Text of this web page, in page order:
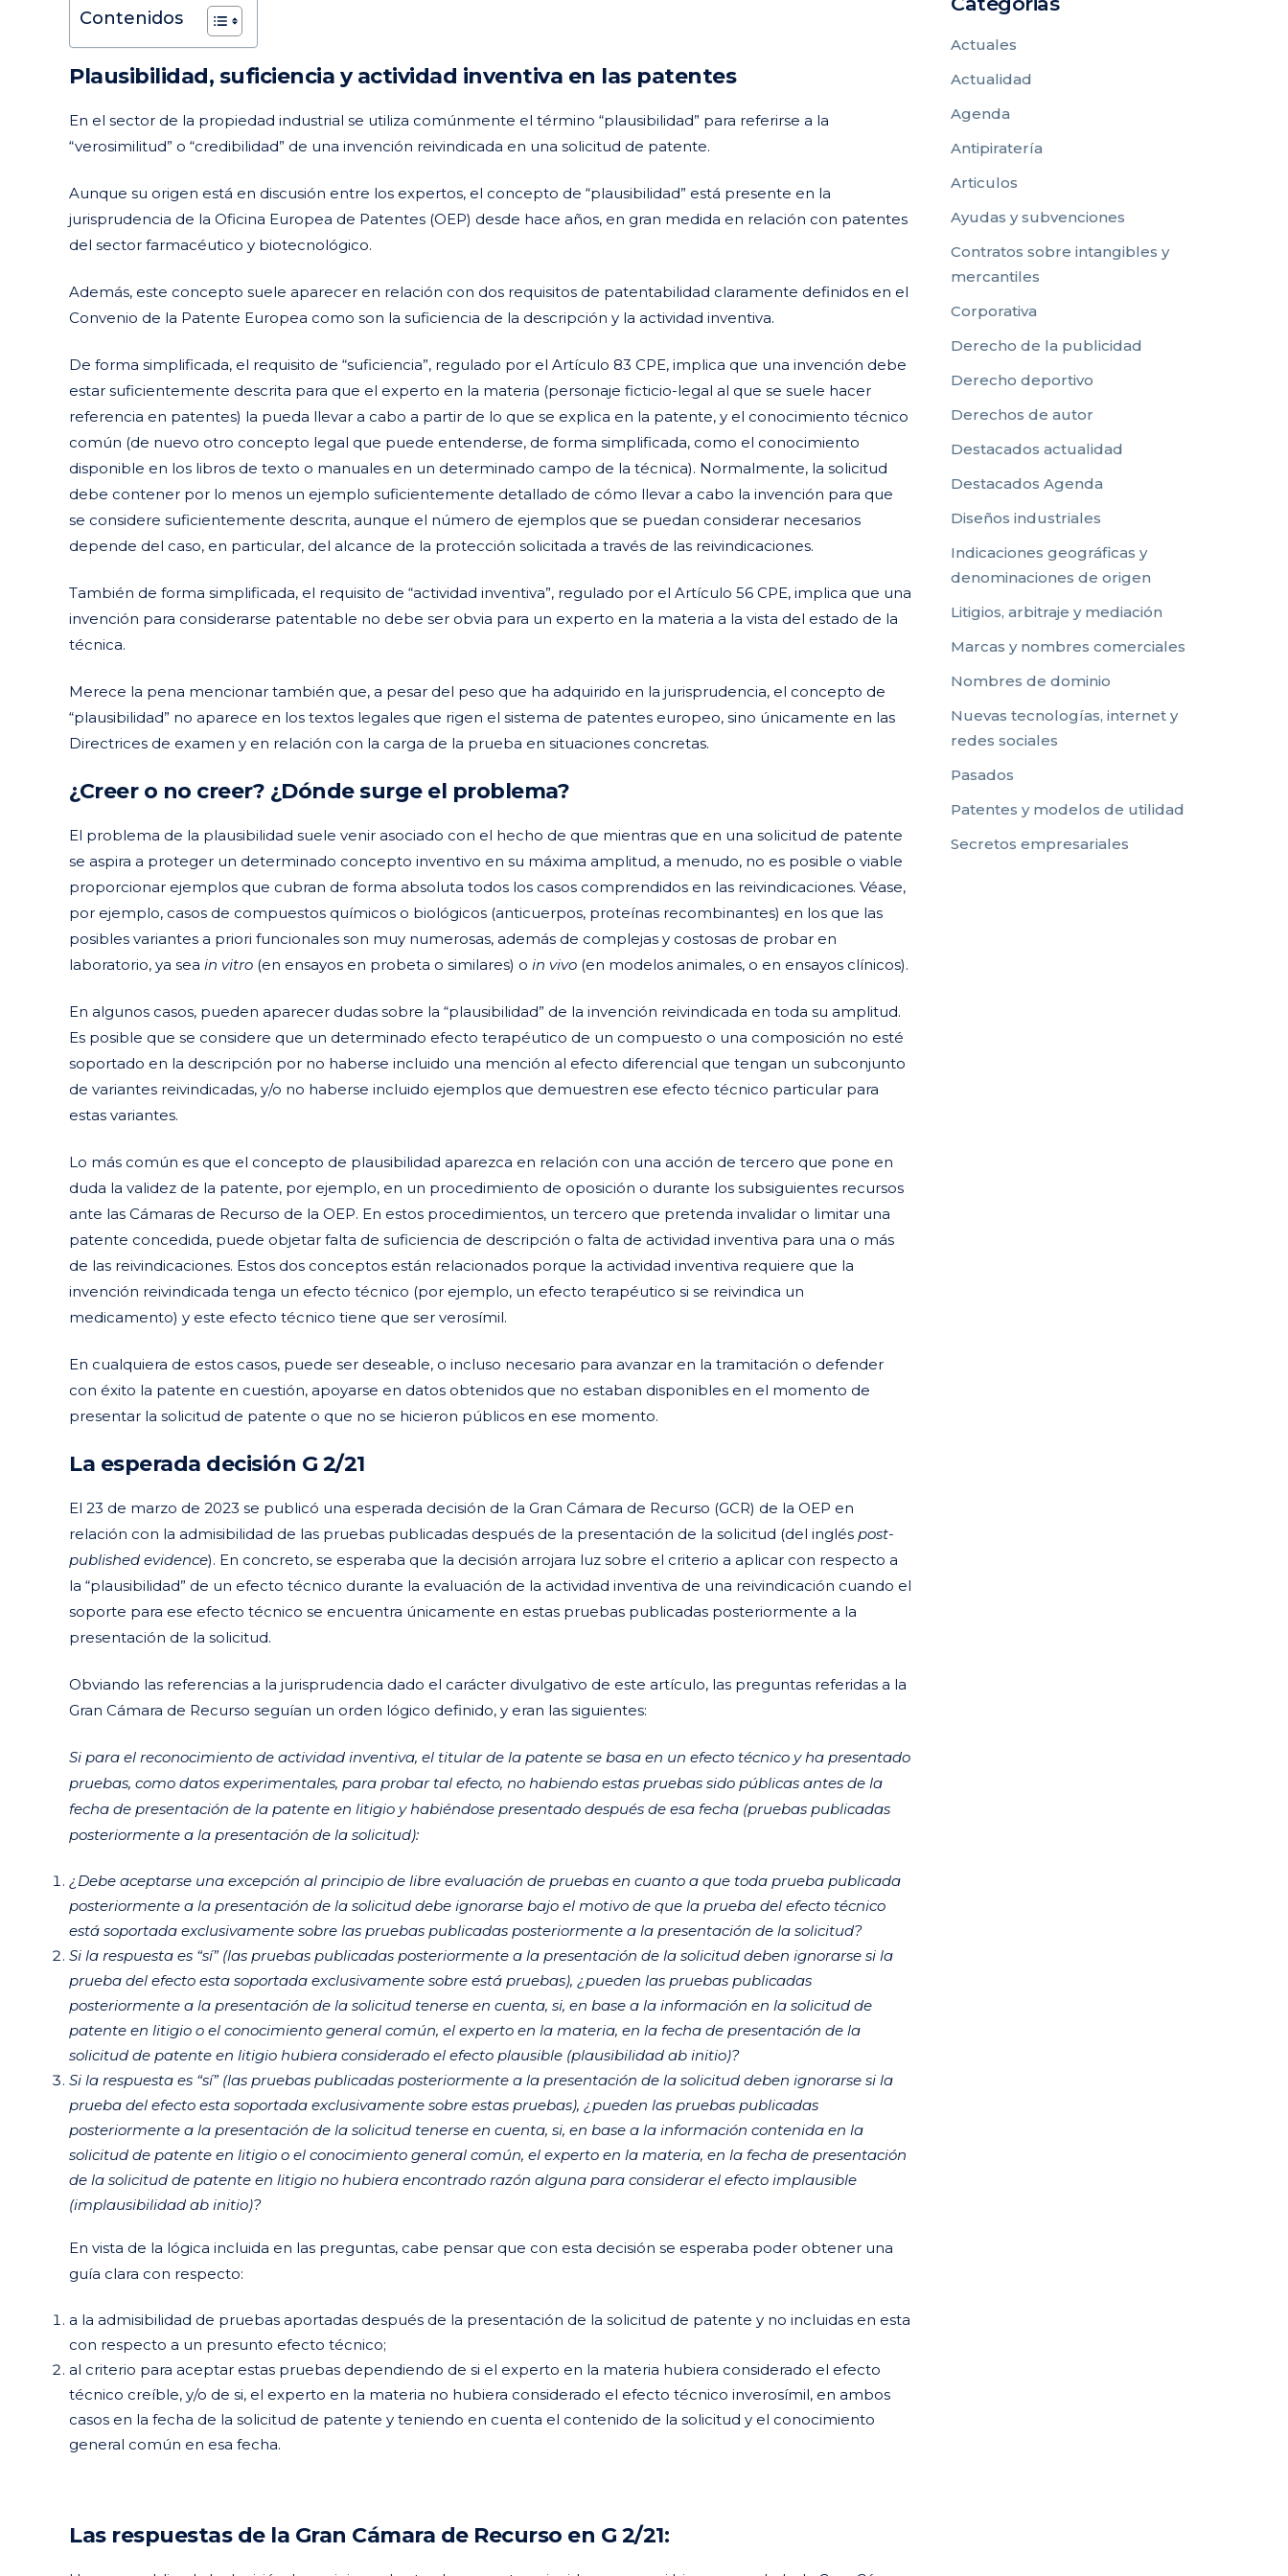
Contenidos
Plausibilidad, suficiencia y actividad inventiva en las patentes
En el sector de la propiedad industrial se utiliza comúnmente el término “plausibilidad” para referirse a la
“verosimilitud” o “credibilidad” de una invención reivindicada en una solicitud de patente.
Aunque su origen está en discusión entre los expertos, el concepto de “plausibilidad” está presente en la
jurisprudencia de la Oficina Europea de Patentes (OEP) desde hace años, en gran medida en relación con patentes
del sector farmacéutico y biotecnológico.
Además, este concepto suele aparecer en relación con dos requisitos de patentabilidad claramente definidos en el
Convenio de la Patente Europea como son la suficiencia de la descripción y la actividad inventiva.
De forma simplificada, el requisito de “suficiencia”, regulado por el Artículo 83 CPE, implica que una invención debe
estar suficientemente descrita para que el experto en la materia (personaje ficticio-legal al que se suele hacer
referencia en patentes) la pueda llevar a cabo a partir de lo que se explica en la patente, y el conocimiento técnico
común (de nuevo otro concepto legal que puede entenderse, de forma simplificada, como el conocimiento
disponible en los libros de texto o manuales en un determinado campo de la técnica). Normalmente, la solicitud
debe contener por lo menos un ejemplo suficientemente detallado de cómo llevar a cabo la invención para que
se considere suficientemente descrita, aunque el número de ejemplos que se puedan considerar necesarios
depende del caso, en particular, del alcance de la protección solicitada a través de las reivindicaciones.
También de forma simplificada, el requisito de “actividad inventiva”, regulado por el Artículo 56 CPE, implica que una
invención para considerarse patentable no debe ser obvia para un experto en la materia a la vista del estado de la
técnica.
Merece la pena mencionar también que, a pesar del peso que ha adquirido en la jurisprudencia, el concepto de
“plausibilidad” no aparece en los textos legales que rigen el sistema de patentes europeo, sino únicamente en las
Directrices de examen y en relación con la carga de la prueba en situaciones concretas.
¿Creer o no creer? ¿Dónde surge el problema?
El problema de la plausibilidad suele venir asociado con el hecho de que mientras que en una solicitud de patente
se aspira a proteger un determinado concepto inventivo en su máxima amplitud, a menudo, no es posible o viable
proporcionar ejemplos que cubran de forma absoluta todos los casos comprendidos en las reivindicaciones. Véase,
por ejemplo, casos de compuestos químicos o biológicos (anticuerpos, proteínas recombinantes) en los que las
posibles variantes a priori funcionales son muy numerosas, además de complejas y costosas de probar en
laboratorio, ya sea in vitro (en ensayos en probeta o similares) o in vivo (en modelos animales, o en ensayos clínicos).
En algunos casos, pueden aparecer dudas sobre la “plausibilidad” de la invención reivindicada en toda su amplitud.
Es posible que se considere que un determinado efecto terapéutico de un compuesto o una composición no esté
soportado en la descripción por no haberse incluido una mención al efecto diferencial que tengan un subconjunto
de variantes reivindicadas, y/o no haberse incluido ejemplos que demuestren ese efecto técnico particular para
estas variantes.
Lo más común es que el concepto de plausibilidad aparezca en relación con una acción de tercero que pone en
duda la validez de la patente, por ejemplo, en un procedimiento de oposición o durante los subsiguientes recursos
ante las Cámaras de Recurso de la OEP. En estos procedimientos, un tercero que pretenda invalidar o limitar una
patente concedida, puede objetar falta de suficiencia de descripción o falta de actividad inventiva para una o más
de las reivindicaciones. Estos dos conceptos están relacionados porque la actividad inventiva requiere que la
invención reivindicada tenga un efecto técnico (por ejemplo, un efecto terapéutico si se reivindica un
medicamento) y este efecto técnico tiene que ser verosímil.
En cualquiera de estos casos, puede ser deseable, o incluso necesario para avanzar en la tramitación o defender
con éxito la patente en cuestión, apoyarse en datos obtenidos que no estaban disponibles en el momento de
presentar la solicitud de patente o que no se hicieron públicos en ese momento.
La esperada decisión G 2/21
El 23 de marzo de 2023 se publicó una esperada decisión de la Gran Cámara de Recurso (GCR) de la OEP en
relación con la admisibilidad de las pruebas publicadas después de la presentación de la solicitud (del inglés post-
published evidence). En concreto, se esperaba que la decisión arrojara luz sobre el criterio a aplicar con respecto a
la “plausibilidad” de un efecto técnico durante la evaluación de la actividad inventiva de una reivindicación cuando el
soporte para ese efecto técnico se encuentra únicamente en estas pruebas publicadas posteriormente a la
presentación de la solicitud.
Obviando las referencias a la jurisprudencia dado el carácter divulgativo de este artículo, las preguntas referidas a la
Gran Cámara de Recurso seguían un orden lógico definido, y eran las siguientes:
Si para el reconocimiento de actividad inventiva, el titular de la patente se basa en un efecto técnico y ha presentado
pruebas, como datos experimentales, para probar tal efecto, no habiendo estas pruebas sido públicas antes de la
fecha de presentación de la patente en litigio y habiéndose presentado después de esa fecha (pruebas publicadas
posteriormente a la presentación de la solicitud):
¿Debe aceptarse una excepción al principio de libre evaluación de pruebas en cuanto a que toda prueba publicada
posteriormente a la presentación de la solicitud debe ignorarse bajo el motivo de que la prueba del efecto técnico
está soportada exclusivamente sobre las pruebas publicadas posteriormente a la presentación de la solicitud?
Si la respuesta es “sí” (las pruebas publicadas posteriormente a la presentación de la solicitud deben ignorarse si la
prueba del efecto esta soportada exclusivamente sobre está pruebas), ¿pueden las pruebas publicadas
posteriormente a la presentación de la solicitud tenerse en cuenta, si, en base a la información en la solicitud de
patente en litigio o el conocimiento general común, el experto en la materia, en la fecha de presentación de la
solicitud de patente en litigio hubiera considerado el efecto plausible (plausibilidad ab initio)?
Si la respuesta es “sí” (las pruebas publicadas posteriormente a la presentación de la solicitud deben ignorarse si la
prueba del efecto esta soportada exclusivamente sobre estas pruebas), ¿pueden las pruebas publicadas
posteriormente a la presentación de la solicitud tenerse en cuenta, si, en base a la información contenida en la
solicitud de patente en litigio o el conocimiento general común, el experto en la materia, en la fecha de presentación
de la solicitud de patente en litigio no hubiera encontrado razón alguna para considerar el efecto implausible
(implausibilidad ab initio)?
En vista de la lógica incluida en las preguntas, cabe pensar que con esta decisión se esperaba poder obtener una
guía clara con respecto:
a la admisibilidad de pruebas aportadas después de la presentación de la solicitud de patente y no incluidas en esta
con respecto a un presunto efecto técnico;
al criterio para aceptar estas pruebas dependiendo de si el experto en la materia hubiera considerado el efecto
técnico creíble, y/o de si, el experto en la materia no hubiera considerado el efecto técnico inverosímil, en ambos
casos en la fecha de la solicitud de patente y teniendo en cuenta el contenido de la solicitud y el conocimiento
general común en esa fecha.
Las respuestas de la Gran Cámara de Recurso en G 2/21:
Actuales
Actualidad
Agenda
Antipiratería
Articulos
Ayudas y subvenciones
Contratos sobre intangibles y
mercantiles
Corporativa
Derecho de la publicidad
Derecho deportivo
Derechos de autor
Destacados actualidad
Destacados Agenda
Diseños industriales
Indicaciones geográficas y
denominaciones de origen
Litigios, arbitraje y mediación
Marcas y nombres comerciales
Nombres de dominio
Nuevas tecnologías, internet y
redes sociales
Pasados
Patentes y modelos de utilidad
Secretos empresariales